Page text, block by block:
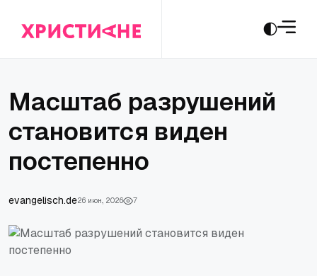
Масштаб разрушений
становится виден
постепенно
evangelisch.de26 июн., 2026 7